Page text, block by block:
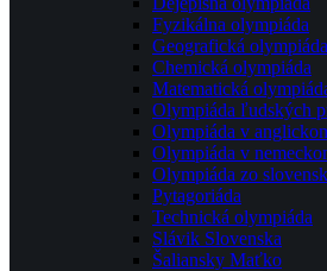
Fyzikálna olympiáda
Geografická olympiáda
Chemická olympiáda
Matematická
Olympiáda ľudských
Olympiáda v
Olympiáda v
Olympiáda zo
Pytagoriáda
Technická olympiáda
Slávik Slovenska
Šaliansky Maťko